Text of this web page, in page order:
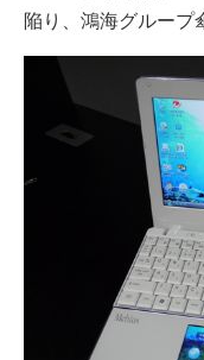
陥り、鴻海グループ